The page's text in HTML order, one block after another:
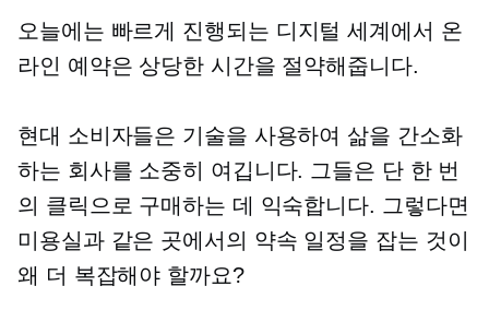
오늘에는 빠르게 진행되는 디지털 세계에서 온
라인 예약은 상당한 시간을 절약해줍니다.
현대 소비자들은 기술을 사용하여 삶을 간소화
하는 회사를 소중히 여깁니다. 그들은 단 한 번
의 클릭으로 구매하는 데 익숙합니다. 그렇다면
미용실과 같은 곳에서의 약속 일정을 잡는 것이
왜 더 복잡해야 할까요?